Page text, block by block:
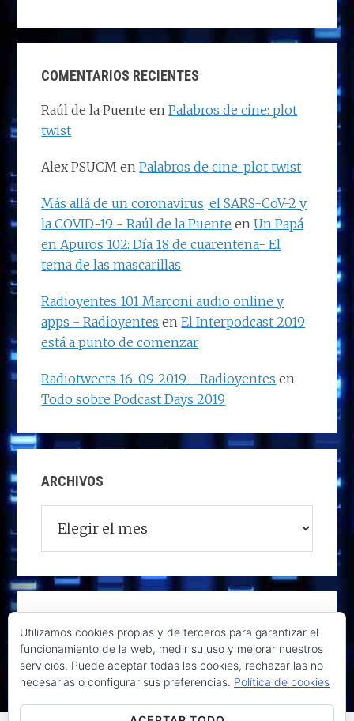
COMENTARIOS RECIENTES
Raúl de la Puente enPalabros de cine: plot
twist
Alex PSUCM enPalabros de cine: plot twist
Más allá de un coronavirus, el SARS-CoV-2 y
la COVID-19 - Raúl de la Puente enUn Papá
en Apuros 102: Día 18 de cuarentena- El
tema de las mascarillas
Radioyentes 101 Marconi audio online y
apps - Radioyentes enEl Interpodcast 2019
está a punto de comenzar
Radiotweets 16-09-2019 - Radioyentes en
Todo sobre Podcast Days 2019
ARCHIVOS
Utilizamos cookies propias y de terceros para garantizar el
funcionamiento de la web, medir su uso y mejorar nuestros
servicios. Puede aceptar todas las cookies, rechazar las no
necesarias o configurar sus preferencias. Política de cookies